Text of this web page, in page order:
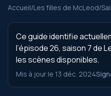
Accueil/Les filles de McLeod/
Ce guide identifie
l’épisode 26, saison 7 de
les scènes disponibles.
Mis à jour le 13 déc. 2024